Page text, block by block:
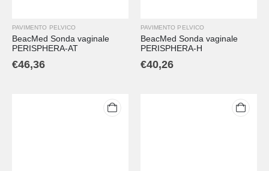
PAVIMENTO PELVICO
BeacMed Sonda vaginale
PERISPHERA-AT
€46,36
PAVIMENTO PELVICO
BeacMed Sonda vaginale
PERISPHERA-H
€40,26